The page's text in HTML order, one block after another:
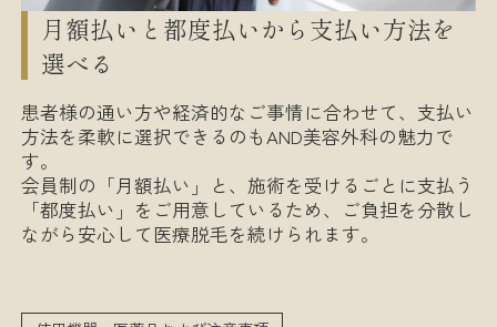
月額払いと都度払いから支払い方法を
選べる
患者様の通い方や経済的なご事情に合わせて、支払い
方法を柔軟に選択できるのもAND美容外科の魅力で
す。
会員制の「月額払い」と、施術を受けるごとに支払う
「都度払い」をご用意しているため、ご負担を分散し
ながら安心して医療脱毛を続けられます。